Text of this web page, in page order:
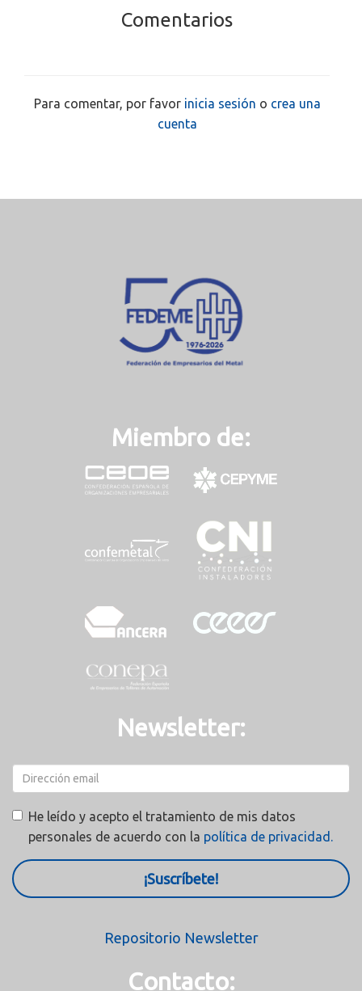
Comentarios
Para comentar, por favor inicia sesión o crea una
cuenta
Miembro de:
Newsletter:
He leído y acepto el tratamiento de mis datos
personales de acuerdo con la política de privacidad.
¡Suscríbete!
Repositorio Newsletter
Contacto: